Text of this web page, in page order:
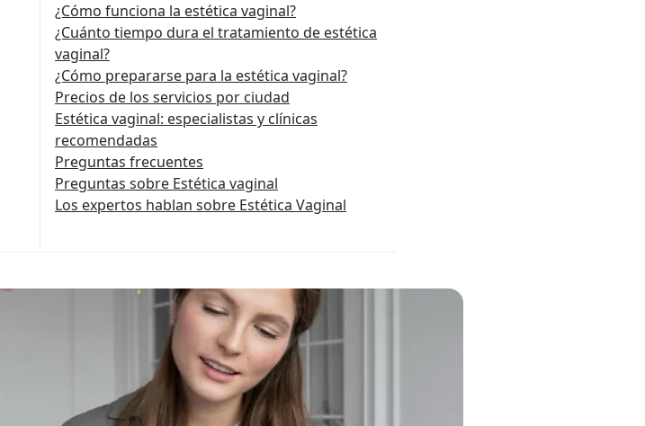
¿Cómo funciona la estética vaginal?
¿Cuánto tiempo dura el tratamiento de estética
vaginal?
¿Cómo prepararse para la estética vaginal?
Precios de los servicios por ciudad
Estética vaginal: especialistas y clínicas
recomendadas
Preguntas frecuentes
Preguntas sobre Estética vaginal
Los expertos hablan sobre Estética Vaginal